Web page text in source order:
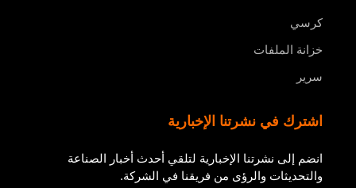
كرسي
خزانة الملفات
سرير
اشترك في نشرتنا الإخبارية
انضم إلى نشرتنا الإخبارية لتلقي أحدث أخبار الصناعة
والتحديثات والرؤى من فريقنا في الشركة.